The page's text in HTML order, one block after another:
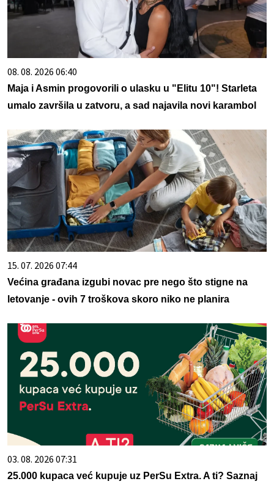
08. 08. 2026 06:40
Maja i Asmin progovorili o ulasku u "Elitu 10"! Starleta
umalo završila u zatvoru, a sad najavila novi karambol
15. 07. 2026 07:44
Većina građana izgubi novac pre nego što stigne na
letovanje - ovih 7 troškova skoro niko ne planira
03. 08. 2026 07:31
25.000 kupaca već kupuje uz PerSu Extra. A ti? Saznaj